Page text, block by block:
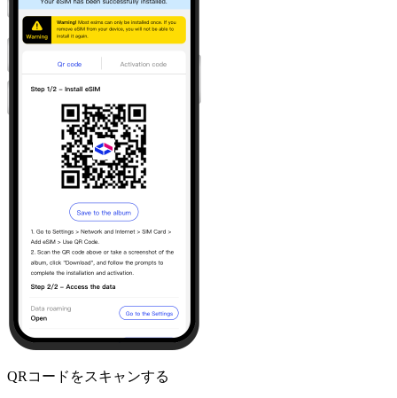
QRコードをスキャンする